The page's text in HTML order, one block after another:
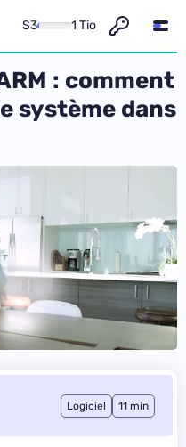
S3 1 Tio
: comment
système dans
Logiciel 11 min